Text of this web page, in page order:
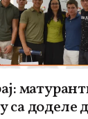
са доделе